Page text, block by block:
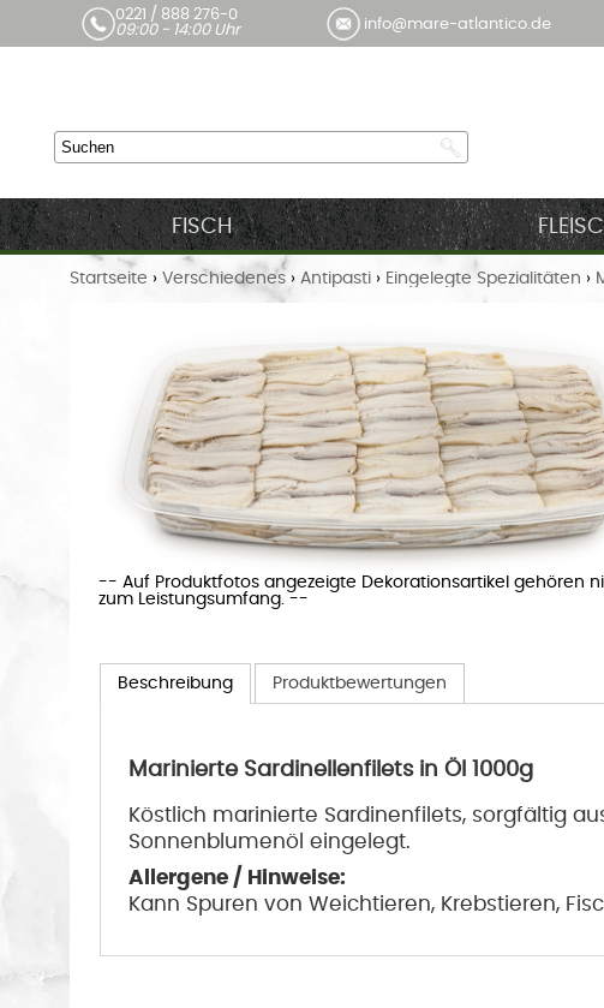
0221 / 888 276-0
09:00 - 14:00 Uhr
info@mare-atlantico.de
FISCH
Startseite › Verschiedenes › Antipasti › Eingelegte Spezialitäten ›
-- Auf Produktfotos angezeigte Dekorationsartikel gehören
zum Leistungsumfang. --
Beschreibung Produktbewertungen
Marinierte Sardinellenfilets in Öl 1000g
Köstlich marinierte Sardinenfilets, sorgfältig
Sonnenblumenöl eingelegt.
Allergene / Hinweise:
Kann Spuren von Weichtieren, Krebstieren,